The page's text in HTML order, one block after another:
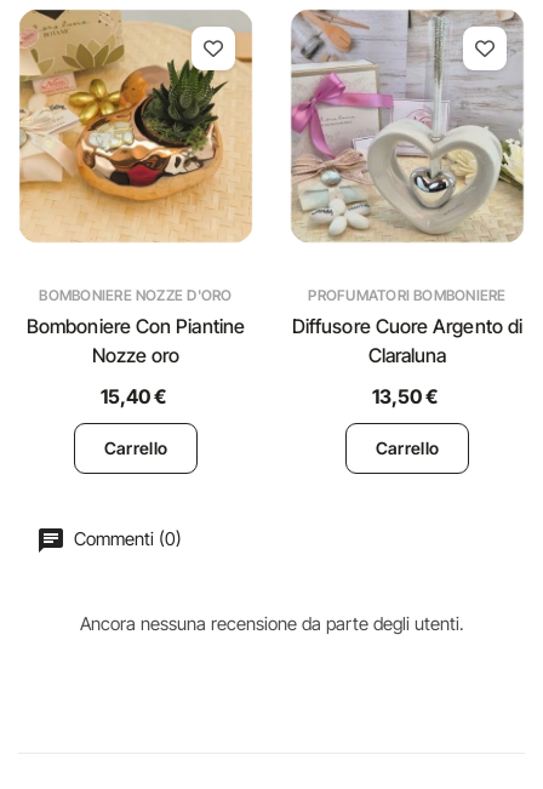
BOMBONIERE NOZZE D'ORO
Bomboniere Con Piantine
Nozze oro
15,40 €
Carrello
PROFUMATORI BOMBONIERE
Diffusore Cuore Argento di
Claraluna
13,50 €
Carrello
Commenti (0)
Ancora nessuna recensione da parte degli utenti.